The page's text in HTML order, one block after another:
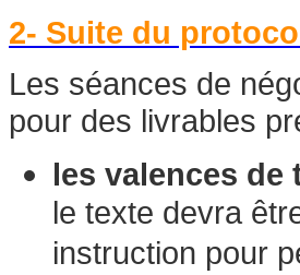
2- Suite du
Les séances de
pour des livrables
les valences
le texte devra
instruction pour